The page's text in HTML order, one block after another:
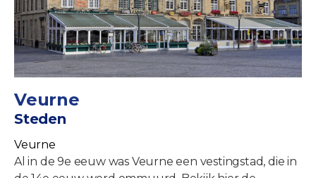
Veurne
Steden
Veurne
Al in de 9e eeuw was Veurne een vestingstad, die in